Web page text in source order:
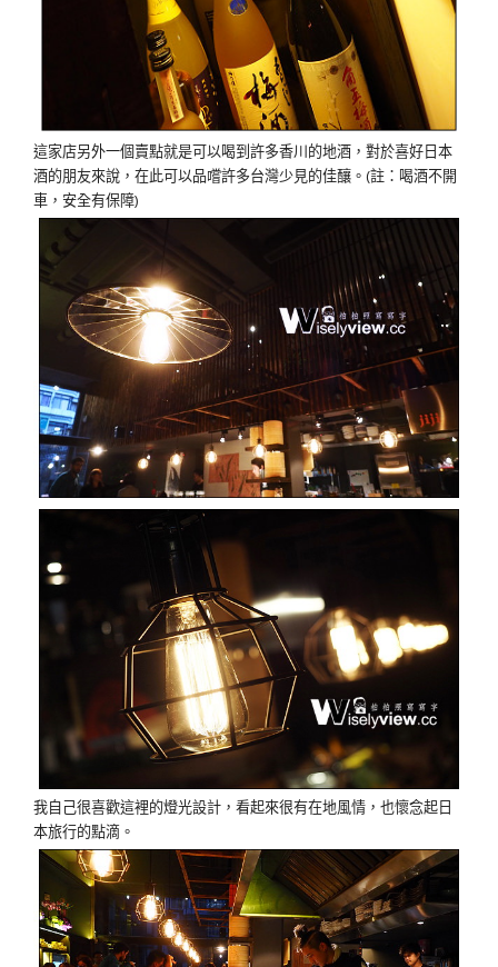
這家店另外一個賣點就是可以喝到許多香川的地酒，對於喜好日本
酒的朋友來說，在此可以品嚐許多台灣少見的佳釀。(註：喝酒不開
車，安全有保障)
我自己很喜歡這裡的燈光設計，看起來很有在地風情，也懷念起日
本旅行的點滴。